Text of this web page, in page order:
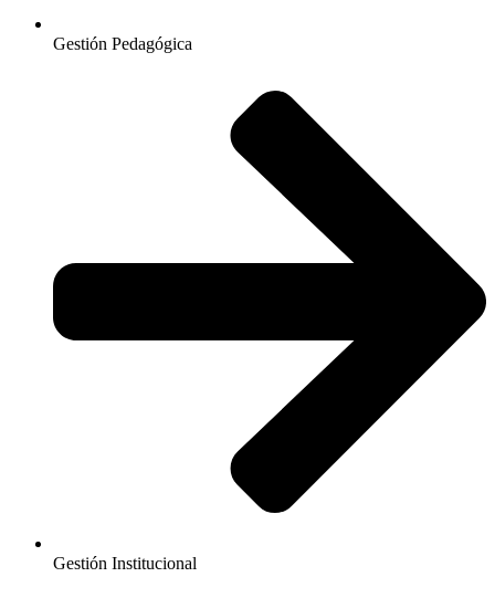
Gestión Pedagógica
Gestión Institucional